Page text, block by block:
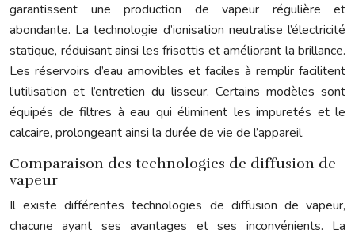
garantissent une production de vapeur régulière et
abondante. La technologie d’ionisation neutralise l’électricité
statique, réduisant ainsi les frisottis et améliorant la brillance.
Les réservoirs d’eau amovibles et faciles à remplir facilitent
l’utilisation et l’entretien du lisseur. Certains modèles sont
équipés de filtres à eau qui éliminent les impuretés et le
calcaire, prolongeant ainsi la durée de vie de l’appareil.
Comparaison des technologies de diffusion de
vapeur
Il existe différentes technologies de diffusion de vapeur,
chacune ayant ses avantages et ses inconvénients. La